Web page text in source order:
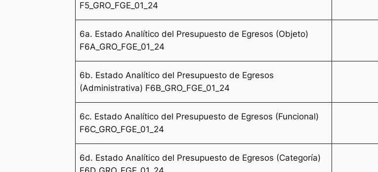
F5_GRO_FGE_01_24
6a. Estado Analítico del Presupuesto de Egresos (Objeto)
F6A_GRO_FGE_01_24
6b. Estado Analítico del Presupuesto de Egresos
(Administrativa) F6B_GRO_FGE_01_24
6c. Estado Analítico del Presupuesto de Egresos (Funcional)
F6C_GRO_FGE_01_24
6d. Estado Analítico del Presupuesto de Egresos (Categoría)